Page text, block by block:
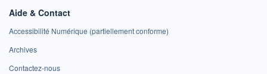
Aide & Contact
Accessibilité Numérique (partiellement conforme)
Archives
Contactez-nous